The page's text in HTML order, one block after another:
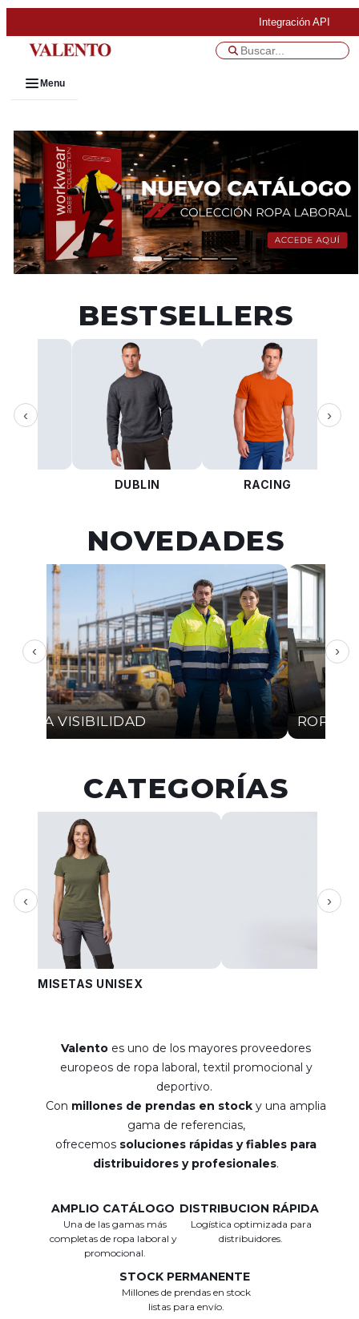
Integración API
Menu
BESTSELLERS
‹
DUBLIN RACING
›
NOVEDADES
‹
ALTA VISIBILIDAD ROPA
›
CATEGORÍAS
‹
CAMISETAS UNISEX
›
Valento es uno de los mayores proveedores
europeos de ropa laboral, textil promocional y
deportivo.
Con millones de prendas en stock y una amplia
gama de referencias,
ofrecemos soluciones rápidas y fiables para
distribuidores y profesionales.
AMPLIO CATÁLOGO
Una de las gamas más
completas de ropa laboral y
promocional.
DISTRIBUCION RÁPIDA
Logística optimizada para
distribuidores.
STOCK PERMANENTE
Millones de prendas en stock
listas para envío.